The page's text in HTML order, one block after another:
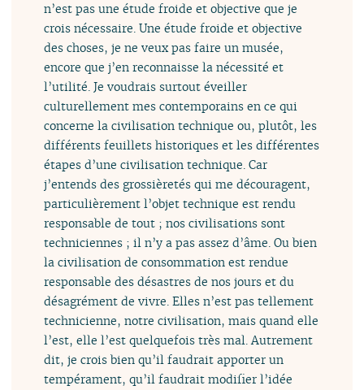
n’est pas une étude froide et objective que je
crois nécessaire. Une étude froide et objective
des choses, je ne veux pas faire un musée,
encore que j’en reconnaisse la nécessité et
l’utilité. Je voudrais surtout éveiller
culturellement mes contemporains en ce qui
concerne la civilisation technique ou, plutôt, les
différents feuillets historiques et les différentes
étapes d’une civilisation technique. Car
j’entends des grossièretés qui me découragent,
particulièrement l’objet technique est rendu
responsable de tout ; nos civilisations sont
techniciennes ; il n’y a pas assez d’âme. Ou bien
la civilisation de consommation est rendue
responsable des désastres de nos jours et du
désagrément de vivre. Elles n’est pas tellement
technicienne, notre civilisation, mais quand elle
l’est, elle l’est quelquefois très mal. Autrement
dit, je crois bien qu’il faudrait apporter un
tempérament, qu’il faudrait modifier l’idée